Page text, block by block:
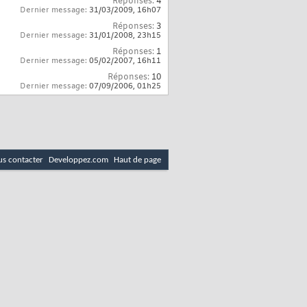
Dernier message: 31/03/2009, 16h07
Réponses: 3
Dernier message: 31/01/2008, 23h15
Réponses: 1
Dernier message: 05/02/2007, 16h11
Réponses: 10
Dernier message: 07/09/2006, 01h25
contacter Developpez.com Haut de page